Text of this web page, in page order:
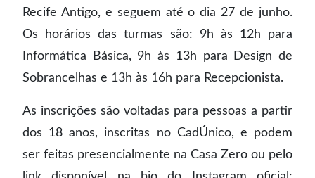
Recife Antigo, e seguem até o dia 27 de junho.
Os horários das turmas são: 9h às 12h para
Informática Básica, 9h às 13h para Design de
Sobrancelhas e 13h às 16h para Recepcionista.
As inscrições são voltadas para pessoas a partir
dos 18 anos, inscritas no CadÚnico, e podem
ser feitas presencialmente na Casa Zero ou pelo